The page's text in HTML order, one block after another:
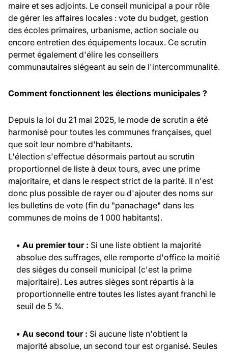
maire et ses adjoints. Le conseil municipal a pour rôle
de gérer les affaires locales : vote du budget, gestion
des écoles primaires, urbanisme, action sociale ou
encore entretien des équipements locaux. Ce scrutin
permet également d'élire les conseillers
communautaires siégeant au sein de l'intercommunalité.
Comment fonctionnent les élections municipales ?
Depuis la loi du 21 mai 2025, le mode de scrutin a été
harmonisé pour toutes les communes françaises, quel
que soit leur nombre d'habitants.
L'élection s'effectue désormais partout au scrutin
proportionnel de liste à deux tours, avec une prime
majoritaire, et dans le respect strict de la parité. Il n'est
donc plus possible de rayer ou d'ajouter des noms sur
les bulletins de vote (fin du "panachage" dans les
communes de moins de 1 000 habitants).
• Au premier tour : Si une liste obtient la majorité
absolue des suffrages, elle remporte d'office la moitié
des sièges du conseil municipal (c'est la prime
majoritaire). Les autres sièges sont répartis à la
proportionnelle entre toutes les listes ayant franchi le
seuil de 5 %.
• Au second tour : Si aucune liste n'obtient la
majorité absolue, un second tour est organisé. Seules